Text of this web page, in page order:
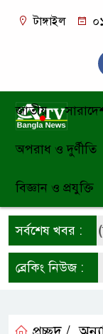
টাঙ্গাইল
জাতীয়
অপরাধ ও দুর্ণীতি
বিজ্ঞান ও প্রযুক্তি
সর্বশেষ খবর :
সংবাদ সাভার
ব্রেকিং নিউজ :